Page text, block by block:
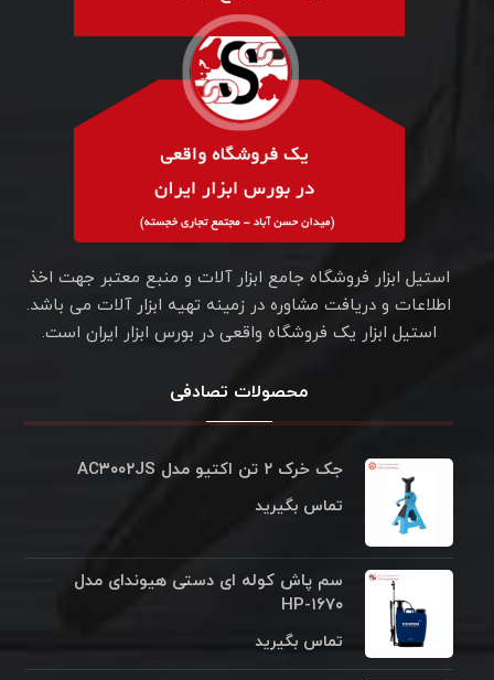
استیل ابزار فروشگاه جامع ابزار آلات و منبع معتبر جهت اخذ
اطلاعات و دریافت مشاوره در زمینه تهیه ابزار آلات می باشد.
استیل ابزار یک فروشگاه واقعی در بورس ابزار ایران است.
محصولات تصادفی
جک خرک ۲ تن اکتیو مدل AC۳۰۰۲JS
تماس بگیرید
سم پاش کوله ای دستی هیوندای مدل
HP-۱۶۷۰
تماس بگیرید